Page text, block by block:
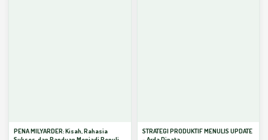
PENA MILYARDER: Kisah, Rahasia
STRATEGI PRODUKTIF MENULIS UPDATE